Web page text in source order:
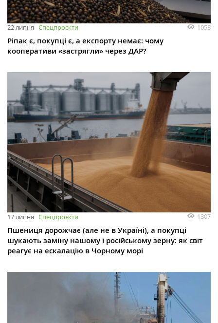
22 липня Спецпроєкти 1053
Ріпак є, покупці є, а експорту немає: чому
кооперативи «застрягли» через ДАР?
17 липня Спецпроєкти 1307
Пшениця дорожчає (але не в Україні), а покупці
шукають заміну нашому і російському зерну: як світ
реагує на ескалацію в Чорному морі